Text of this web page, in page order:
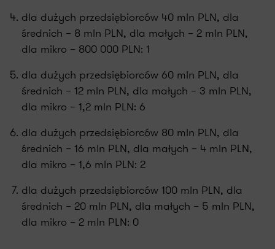
dla dużych przedsiębiorców 40 mln PLN, dla
średnich – 8 mln PLN, dla małych – 2 mln PLN,
dla mikro – 800 000 PLN: 1
dla dużych przedsiębiorców 60 mln PLN, dla
średnich – 12 mln PLN, dla małych – 3 mln PLN,
dla mikro – 1,2 mln PLN: 6
dla dużych przedsiębiorców 80 mln PLN, dla
średnich – 16 mln PLN, dla małych – 4 mln PLN,
dla mikro – 1,6 mln PLN: 2
dla dużych przedsiębiorców 100 mln PLN, dla
średnich – 20 mln PLN, dla małych – 5 mln PLN,
dla mikro – 2 mln PLN: 0